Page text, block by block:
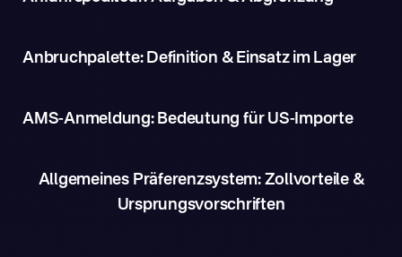
Anbruchpalette: Definition & Einsatz im Lager
AMS-Anmeldung: Bedeutung für US-Importe
Allgemeines Präferenzsystem: Zollvorteile &
Ursprungsvorschriften